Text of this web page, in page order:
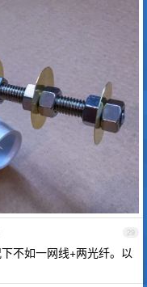
29
不如一网线+两光纤。以